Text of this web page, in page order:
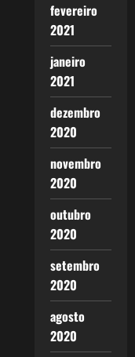
fevereiro
2021
janeiro
2021
dezembro
2020
novembro
2020
outubro
2020
setembro
2020
agosto
2020